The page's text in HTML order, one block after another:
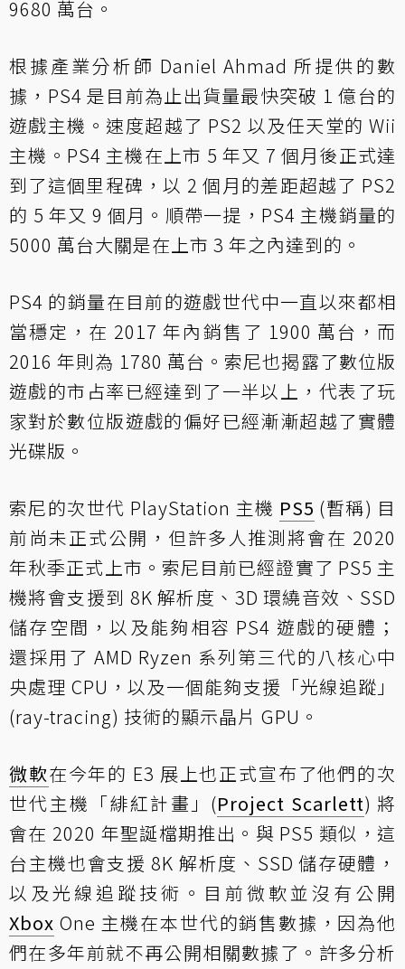
9680 萬台。
根據產業分析師 Daniel Ahmad 所提供的數
據，PS4 是目前為止出貨量最快突破 1 億台的
遊戲主機。速度超越了 PS2 以及任天堂的 Wii
主機。PS4 主機在上市 5 年又 7 個月後正式達
到了這個里程碑，以 2 個月的差距超越了 PS2
的 5 年又 9 個月。順帶一提，PS4 主機銷量的
5000 萬台大關是在上市 3 年之內達到的。
PS4 的銷量在目前的遊戲世代中一直以來都相
當穩定，在 2017 年內銷售了 1900 萬台，而
2016 年則為 1780 萬台。索尼也揭露了數位版
遊戲的市占率已經達到了一半以上，代表了玩
家對於數位版遊戲的偏好已經漸漸超越了實體
光碟版。
索尼的次世代 PlayStation 主機 PS5 (暫稱) 目
前尚未正式公開，但許多人推測將會在 2020
年秋季正式上市。索尼目前已經證實了 PS5 主
機將會支援到 8K 解析度、3D 環繞音效、SSD
儲存空間，以及能夠相容 PS4 遊戲的硬體；
還採用了 AMD Ryzen 系列第三代的八核心中
央處理 CPU，以及一個能夠支援「光線追蹤」
(ray-tracing) 技術的顯示晶片 GPU。
微軟在今年的 E3 展上也正式宣布了他們的次
世代主機「緋紅計畫」(Project Scarlett) 將
會在 2020 年聖誕檔期推出。與 PS5 類似，這
台主機也會支援 8K 解析度、SSD 儲存硬體，
以及光線追蹤技術。目前微軟並沒有公開
Xbox One 主機在本世代的銷售數據，因為他
們在多年前就不再公開相關數據了。許多分析